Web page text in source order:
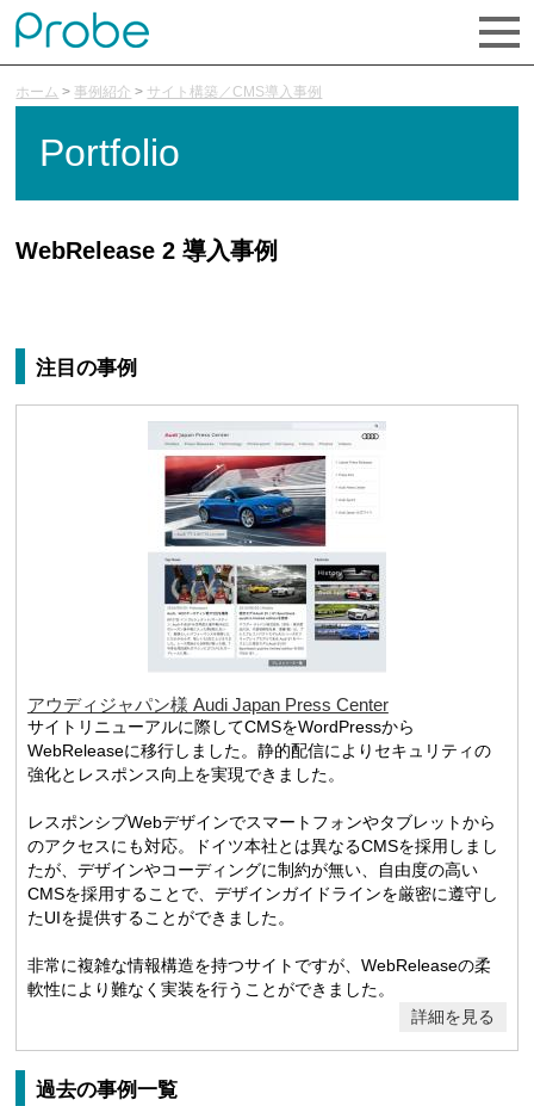
ホーム > 事例紹介 > サイト構築／CMS導入事例
Portfolio
WebRelease 2 導入事例
注目の事例
アウディジャパン様 Audi Japan Press Center
サイトリニューアルに際してCMSをWordPressから
WebReleaseに移行しました。静的配信によりセキュリティの
強化とレスポンス向上を実現できました。
レスポンシブWebデザインでスマートフォンやタブレットから
のアクセスにも対応。ドイツ本社とは異なるCMSを採用しまし
たが、デザインやコーディングに制約が無い、自由度の高い
CMSを採用することで、デザインガイドラインを厳密に遵守し
たUIを提供することができました。
非常に複雑な情報構造を持つサイトですが、WebReleaseの柔
軟性により難なく実装を行うことができました。
詳細を見る
過去の事例一覧